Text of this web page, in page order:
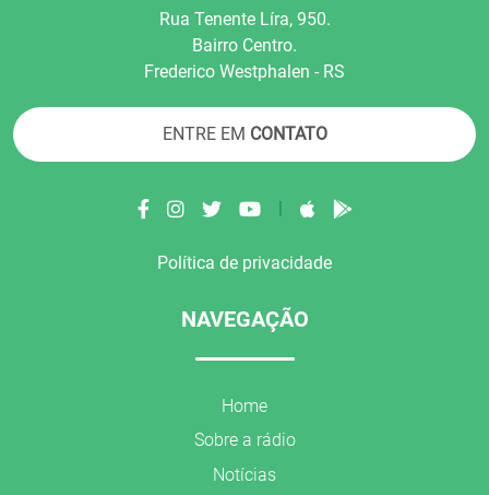
Rua Tenente Líra, 950.
Bairro Centro.
Frederico Westphalen - RS
ENTRE EM CONTATO
Política de privacidade
NAVEGAÇÃO
Home
Sobre a rádio
Notícias